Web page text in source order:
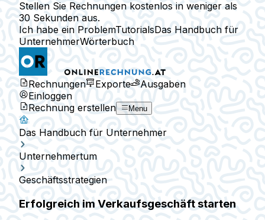
Stellen Sie Rechnungen kostenlos in weniger als
30 Sekunden aus.
Ich habe ein ProblemTutorialsDas Handbuch für
UnternehmerWörterbuch
Rechnungen Exporte
Ausgaben
Einloggen
Rechnung erstellen
Menu
Das Handbuch für Unternehmer
Unternehmertum
Geschäftsstrategien
Erfolgreich im Verkaufsgeschäft starten